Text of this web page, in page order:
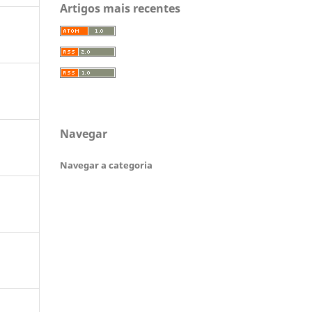
Artigos mais recentes
Navegar
Navegar a categoria